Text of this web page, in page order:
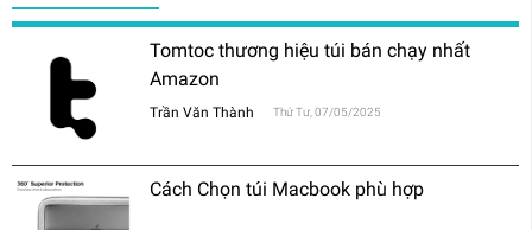
Tomtoc thương hiệu túi bán chạy nhất
Amazon
Trần Văn Thành Thứ Tư, 07/05/2025
Cách Chọn túi Macbook phù hợp